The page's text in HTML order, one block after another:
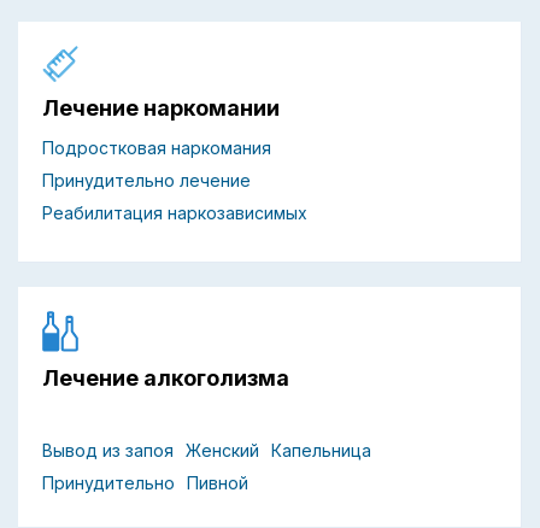
Лечение наркомании
Подростковая наркомания
Принудительно лечение
Реабилитация наркозависимых
Лечение алкоголизма
Вывод из запоя Женский
Капельница
Принудительно
Пивной